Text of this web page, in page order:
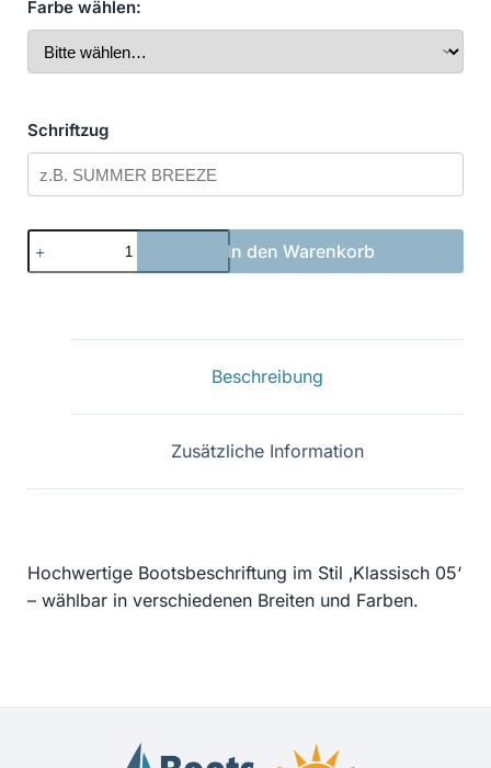
Farbe wählen:
Schriftzug
Bootsbeschriftung
in
Menge
In den Warenkorb
Beschreibung
Zusätzliche Information
Hochwertige Bootsbeschriftung im Stil ‚Klassisch 05‘
– wählbar in verschiedenen Breiten und Farben.